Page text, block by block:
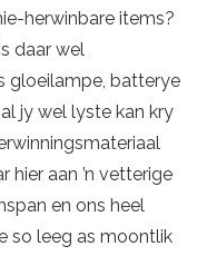
herwinbare items?
daar wel
gloeilampe, batterye
jy wel lyste kan kry
hier aan ’n vetterige
en ons heel
so leeg as moontlik